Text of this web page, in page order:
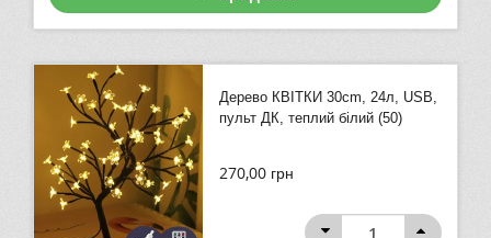
Дерево КВІТКИ 30cm, 24л, USB,
пульт ДК, теплий білий (50)
270,00 грн